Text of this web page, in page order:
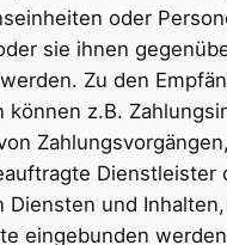
oder
sie ihnen
Zu den
können z.B.
Dienstleister
Diensten und
eingebunden